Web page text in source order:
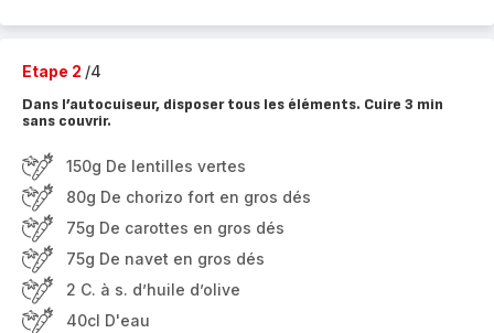
Etape 2 /4
Dans l’autocuiseur, disposer tous les éléments. Cuire 3 min
sans couvrir.
150g De lentilles vertes
80g De chorizo fort en gros dés
75g De carottes en gros dés
75g De navet en gros dés
2 C. à s. d’huile d’olive
40cl D'eau